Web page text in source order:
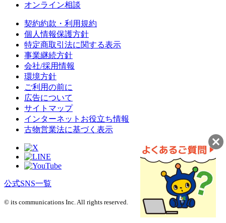
オンライン相談
契約約款・利用規約
個人情報保護方針
特定商取引法に関する表示
事業継続方針
会社/採用情報
環境方針
ご利用の前に
広告について
サイトマップ
インターネットお役立ち情報
古物営業法に基づく表示
公式SNS一覧
© its communications Inc. All rights reserved.